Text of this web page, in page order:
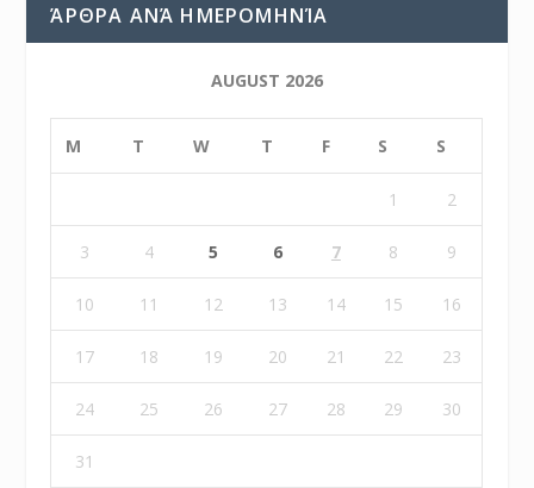
ΆΡΘΡΑ ΑΝΆ ΗΜΕΡΟΜΗΝΊΑ
AUGUST 2026
M T W T F S S
1 2
3 4 5 6 7 8 9
10 11 12 13 14 15 16
17 18 19 20 21 22 23
24 25 26 27 28 29 30
31